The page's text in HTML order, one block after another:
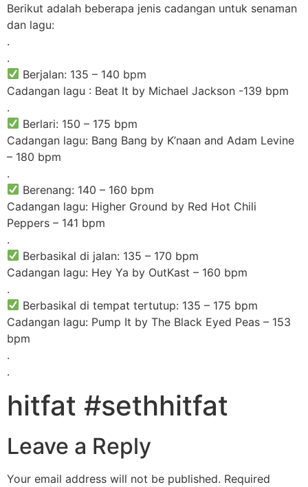
Berikut adalah beberapa jenis cadangan untuk senaman
dan lagu:
.
.
Berjalan: 135 – 140 bpm
Cadangan lagu : Beat It by Michael Jackson -139 bpm
.
Berlari: 150 – 175 bpm
Cadangan lagu: Bang Bang by K’naan and Adam Levine
– 180 bpm
.
Berenang: 140 – 160 bpm
Cadangan lagu: Higher Ground by Red Hot Chili
Peppers – 141 bpm
.
Berbasikal di jalan: 135 – 170 bpm
Cadangan lagu: Hey Ya by OutKast – 160 bpm
.
Berbasikal di tempat tertutup: 135 – 175 bpm
Cadangan lagu: Pump It by The Black Eyed Peas – 153
bpm
.
.
hitfat #sethhitfat
Leave a Reply
Your email address will not be published. Required